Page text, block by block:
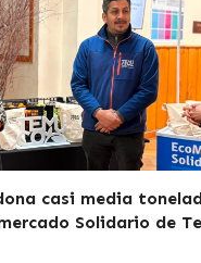
casi media
Solidario de